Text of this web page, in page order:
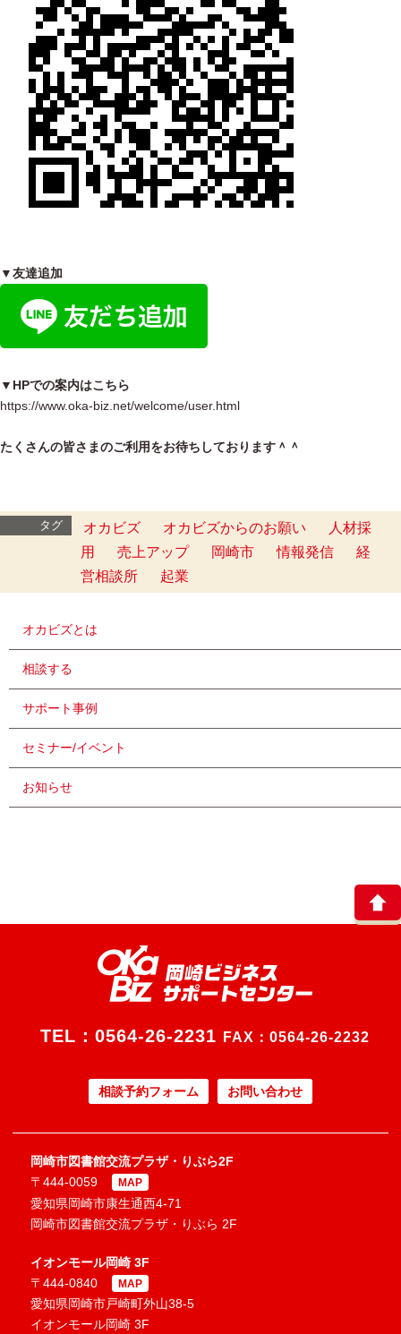
▼友達追加
▼HPでの案内はこちら
https://www.oka-biz.net/welcome/user.html
たくさんの皆さまのご利用をお待ちしております＾＾
タグ オカビズ オカビズからのお願い
人材採
用
売上アップ 岡崎市 情報発信
経
営相談所
起業
オカビズとは
相談する
サポート事例
セミナー/イベント
お知らせ
TEL： 0564-26-2231 FAX：0564-26-2232
相談予約フォーム お問い合わせ
岡崎市図書館交流プラザ・りぶら2F
〒444-0059
MAP
愛知県岡崎市康生通西4-71
岡崎市図書館交流プラザ・りぶら 2F
イオンモール岡崎 3F
〒444-0840
MAP
愛知県岡崎市戸崎町外山38-5
イオンモール岡崎 3F